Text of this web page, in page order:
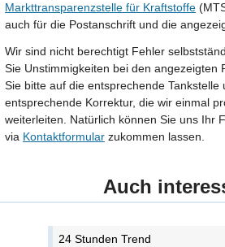
Markttransparenzstelle für Kraftstoffe
auch für die Postanschrift und die
Wir sind nicht berechtigt Fehler
Sie Unstimmigkeiten bei den angezeigten
Sie bitte auf die entsprechende Tankstelle
entsprechende Korrektur, die wir einmal
weiterleiten. Natürlich können Sie uns Ihr
via Kontaktformular zukommen lassen.
Auch
24 Stunden Trend